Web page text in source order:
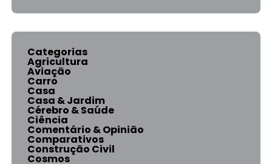
Categorias
Agricultura
Aviação
Carro
Casa
Casa & Jardim
Cérebro & Saúde
Ciência
Comentário & Opinião
Comparativos
Construção Civil
Cosmos